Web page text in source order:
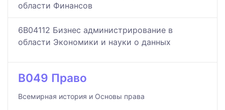
области Финансов
6B04112 Бизнес администрирование в
области Экономики и науки о данных
B049 Право
Всемирная история и Основы права